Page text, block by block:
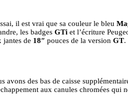
il est vrai que sa couleur le bleu
les badges GTi et l’écriture
jantes de 18″ pouces de la version GT.
avons des bas de caisse
aux canules chromées qui